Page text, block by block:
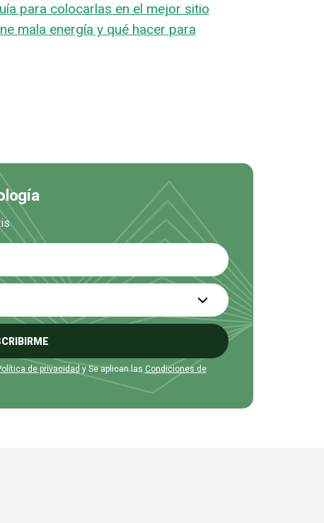
para colocarlas en el mejor sitio
mala energía y qué hacer para
de privacidad y Se aplican las Condiciones de